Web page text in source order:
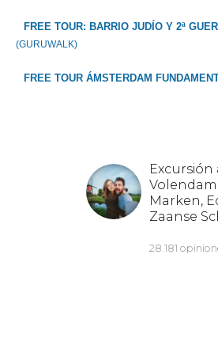
FREE TOUR: BARRIO JUDÍO Y 2ª
(GURUWALK)
FREE TOUR ÁMSTERDAM